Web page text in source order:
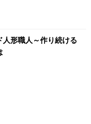
人形職人～作り続ける